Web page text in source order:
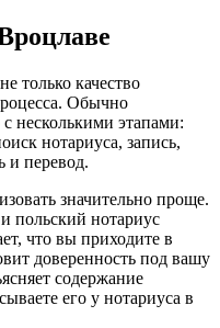
только качество
Обычно
несколькими этапами:
нотариуса, запись,
и перевод.
значительно проще.
польский нотариус
что вы приходите в
доверенность под вашу
содержание
его у нотариуса в